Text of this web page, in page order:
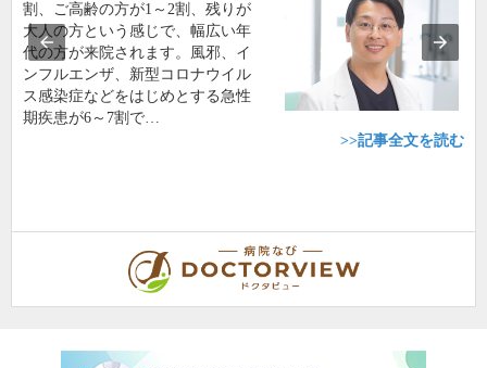
割、ご高齢の方が1～2割、残りが
大人の方という感じで、幅広い年
代の方が来院されます。風邪、イ
ンフルエンザ、新型コロナウイル
ス感染症などをはじめとする急性
期疾患が6～7割で…
>>記事全文を読む